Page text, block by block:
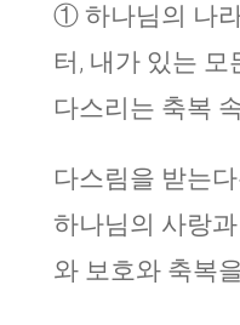
① 하나님의 나
터, 내가 있는 모
다스리는 축복
다스림을 받는
하나님의 사랑
와 보호와 축복